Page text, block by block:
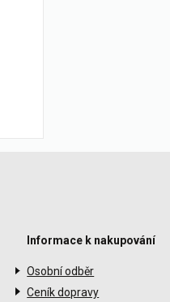
Informace k nakupování
Osobní odběr
Ceník dopravy